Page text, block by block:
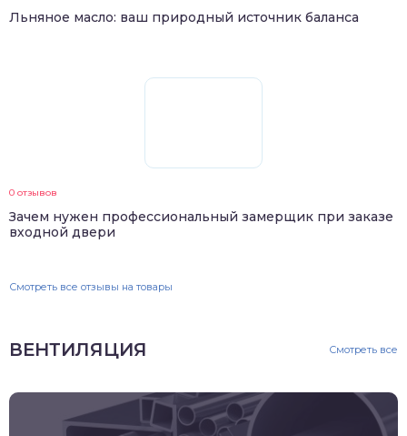
Льняное масло: ваш природный источник баланса
0 отзывов
Зачем нужен профессиональный замерщик при заказе
входной двери
Смотреть все отзывы на товары
ВЕНТИЛЯЦИЯ Смотреть все